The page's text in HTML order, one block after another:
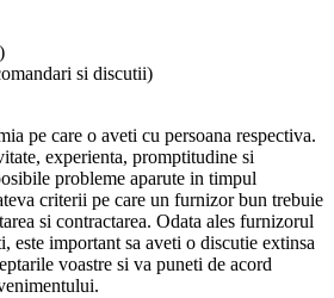
si discutii)
pe care o aveti cu persoana respectiva.
experienta, promptitudine si
probleme aparute in timpul
criterii pe care un furnizor bun trebuie
si contractarea. Odata ales furnizorul
este important sa aveti o discutie extinsa
voastre si va puneti de acord